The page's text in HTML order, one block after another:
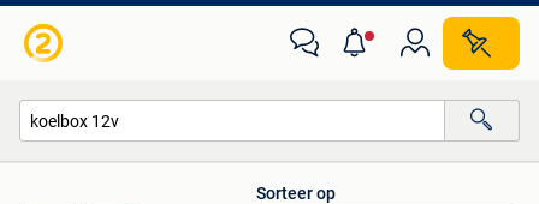
Sorteer op